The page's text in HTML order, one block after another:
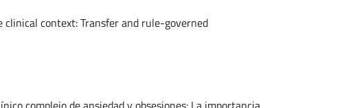
clinical context: Transfer and rule-governed